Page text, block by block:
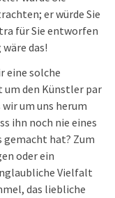
er würde Sie
für Sie entworfen
das!
eine solche
um den Künstler par
um uns herum
ihn noch nie eines
gemacht hat? Zum
oder ein
Vielfalt
das liebliche